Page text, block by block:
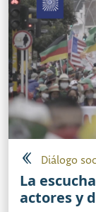
Diálogo
La
actores y